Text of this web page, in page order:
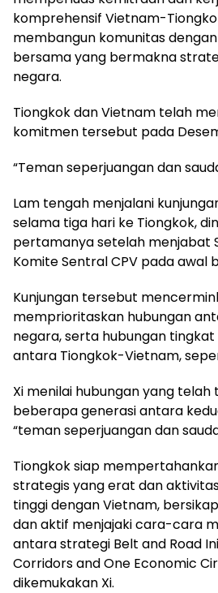
komprehensif Vietnam-
membangun komunitas
bersama yang bermakna
negara.
Tiongkok dan Vietnam telah
komitmen tersebut pada
“Teman seperjuangan dan
Lam tengah menjalani
selama tiga hari ke Tiongkok,
pertamanya setelah menjabat
Komite Sentral CPV pada awal
Kunjungan tersebut
memprioritaskan hubungan
negara, serta hubungan
antara Tiongkok-Vietnam,
Xi menilai hubungan yang telah
beberapa generasi antara
“teman seperjuangan dan
Tiongkok siap
strategis yang erat dan
tinggi dengan Vietnam,
dan aktif menjajaki cara-cara
antara strategi Belt and Road
Corridors and One Economic
dikemukakan Xi.